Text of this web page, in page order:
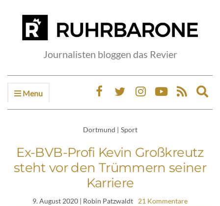
Journalisten bloggen das Revier
Menu
Dortmund | Sport
Ex-BVB-Profi Kevin Großkreutz
steht vor den Trümmern seiner
Karriere
9. August 2020 | Robin Patzwaldt 21 Kommentare